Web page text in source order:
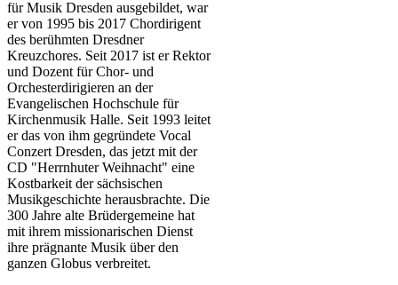
für Musik Dresden ausgebildet, war
er von 1995 bis 2017 Chordirigent
des berühmten Dresdner
Kreuzchores. Seit 2017 ist er Rektor
und Dozent für Chor- und
Orchesterdirigieren an der
Evangelischen Hochschule für
Kirchenmusik Halle. Seit 1993 leitet
er das von ihm gegründete Vocal
Conzert Dresden, das jetzt mit der
CD "Herrnhuter Weihnacht" eine
Kostbarkeit der sächsischen
Musikgeschichte herausbrachte. Die
300 Jahre alte Brüdergemeine hat
mit ihrem missionarischen Dienst
ihre prägnante Musik über den
ganzen Globus verbreitet.